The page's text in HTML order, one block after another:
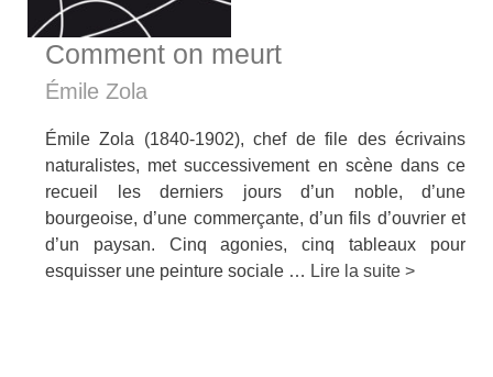
Comment on meurt
Émile Zola
Émile Zola (1840-1902), chef de file des écrivains
naturalistes, met successivement en scène dans ce
recueil les derniers jours d’un noble, d’une
bourgeoise, d’une commerçante, d’un fils d’ouvrier et
d’un paysan. Cinq agonies, cinq tableaux pour
esquisser une peinture sociale … Lire la suite >